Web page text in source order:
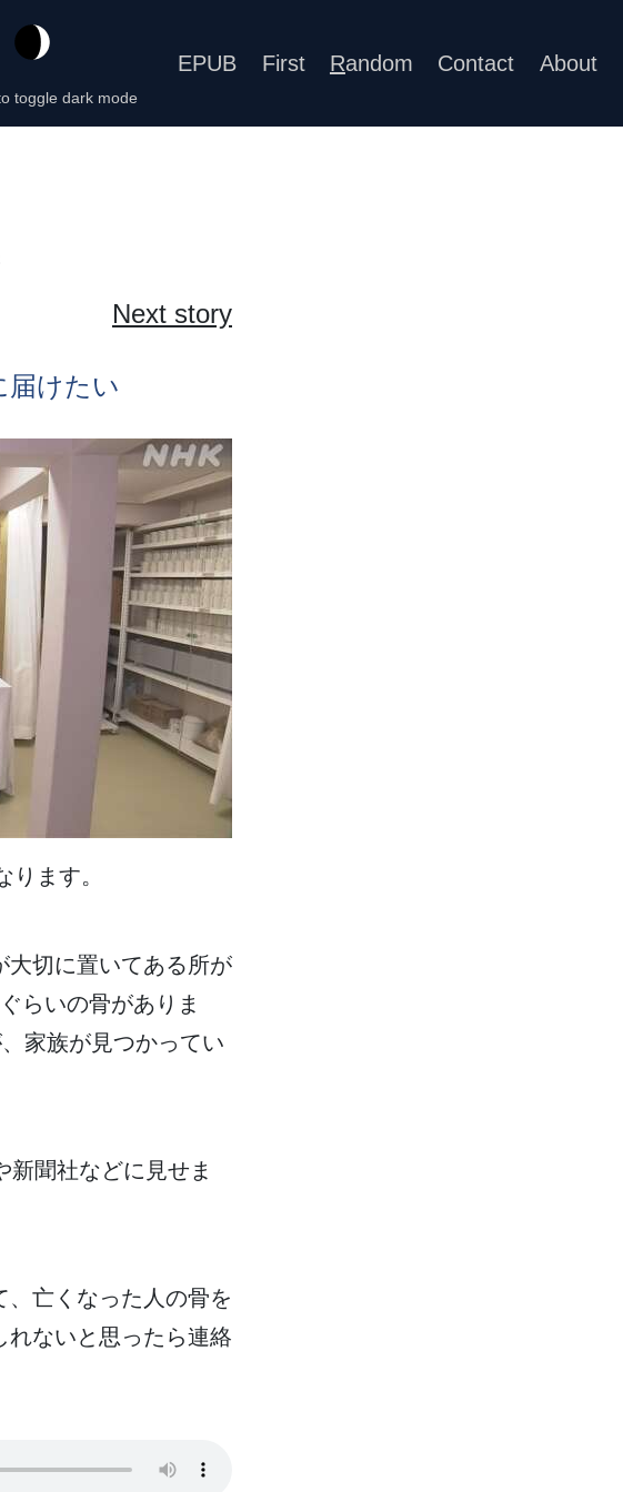
toggle dark mode
EPUB First Random Contact About
Next story
届けたい
ります。
大切に置いてある所が
ぐらいの骨がありま
家族が見つかってい
新聞社などに 見せま
亡 くなった 人の骨を
れないと 思 ったら連絡